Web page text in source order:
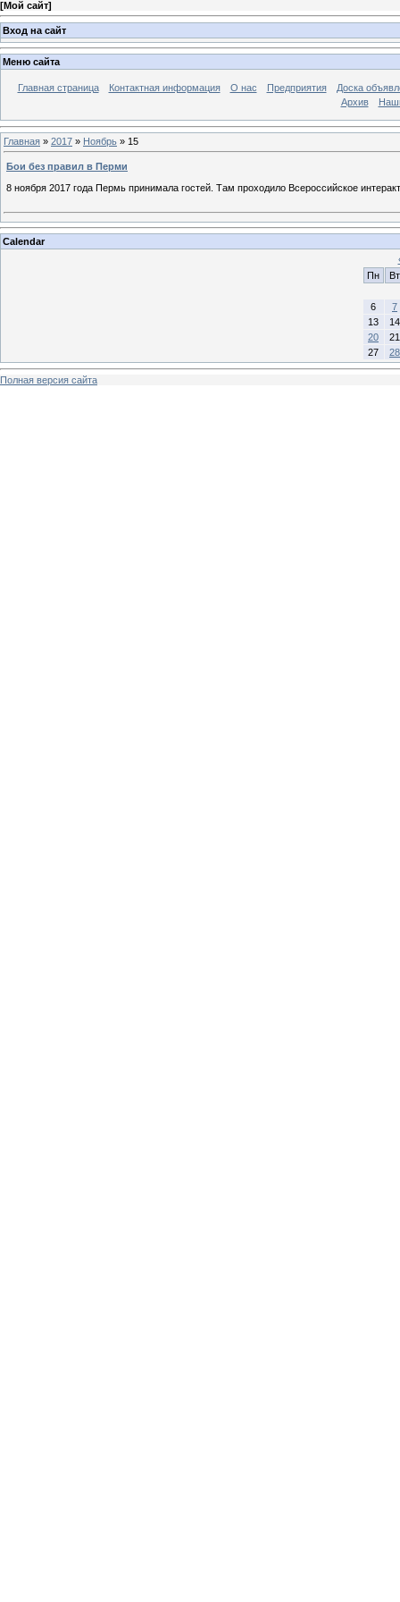
[Мой сайт]
Вход на сайт
Меню сайта
Главная страница Контактная информация О нас Предприятия
Доска
Архив
Главная » 2017 » Ноябрь » 15
Бои без правил в Перми
8 ноября 2017 года Пермь принимала гостей. Там проходило Всероссийское
Calendar
Пн
Вт
6
7
13
14
20
21
27
28
Полная версия сайта